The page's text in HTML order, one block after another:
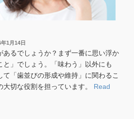
1月14日
あるでしょうか？まず一番に思い浮か
と」でしょう。「味わう」以外にも
て「歯並びの形成や維持」に関わるこ
大切な役割を担っています。 Read